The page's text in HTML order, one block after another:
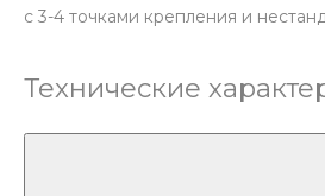
с 3-4 точками крепления и
Технические